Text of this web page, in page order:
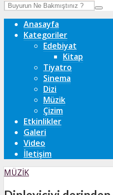
Anasayfa
Kategoriler
Edebiyat
Kitap
Tiyatro
Sinema
Dizi
Müzik
Çizim
Etkinlikler
Galeri
Video
İletişim
MÜZIK